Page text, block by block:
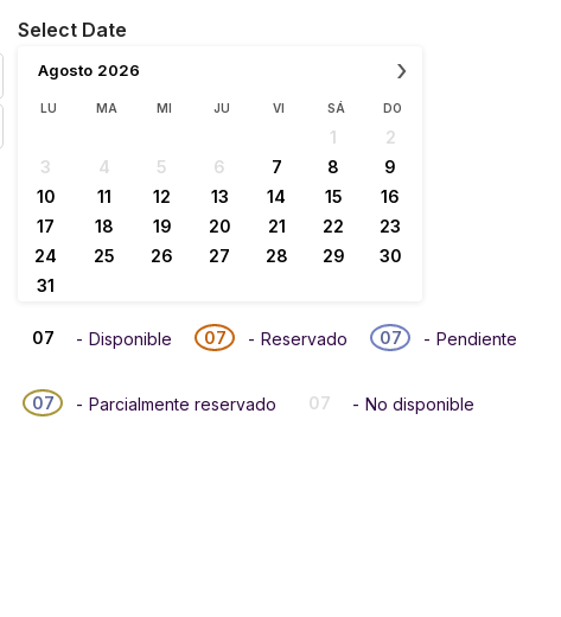
Select Date
›
Agosto 2026
LU MA MI JU VI SÁ DO
1
2
3
4 5 6 7 8
9
10
11 12 13 14 15
16
17
18 19 20 21 22
23
24
25 26 27 28 29
30
31
07 - Disponible 07 - Reservado 07 - Pendiente
·
07 - Parcialmente reservado 07 - No disponible